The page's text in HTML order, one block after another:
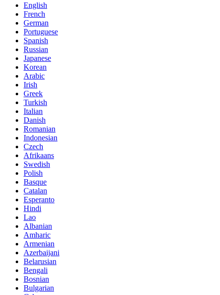
English
French
German
Portuguese
Spanish
Russian
Japanese
Korean
Arabic
Irish
Greek
Turkish
Italian
Danish
Romanian
Indonesian
Czech
Afrikaans
Swedish
Polish
Basque
Catalan
Esperanto
Hindi
Lao
Albanian
Amharic
Armenian
Azerbaijani
Belarusian
Bengali
Bosnian
Bulgarian